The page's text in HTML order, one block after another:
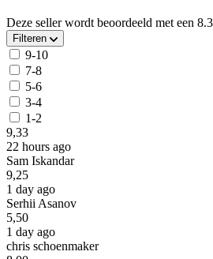
Deze seller wordt beoordeeld met een
Filteren
9-10
7-8
5-6
3-4
1-2
9,33
22 hours ago
Sam Iskandar
9,25
1 day ago
Serhii Asanov
5,50
1 day ago
chris schoenmaker